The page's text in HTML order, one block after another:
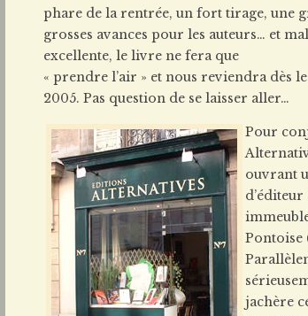
phare de la rentrée, un fort tirage, une
grosses avances pour les auteurs… et
excellente, le livre ne fera que
« prendre l’air » et nous reviendra dès
2005. Pas question de se laisser aller…
Pour
ouvrant
jachère